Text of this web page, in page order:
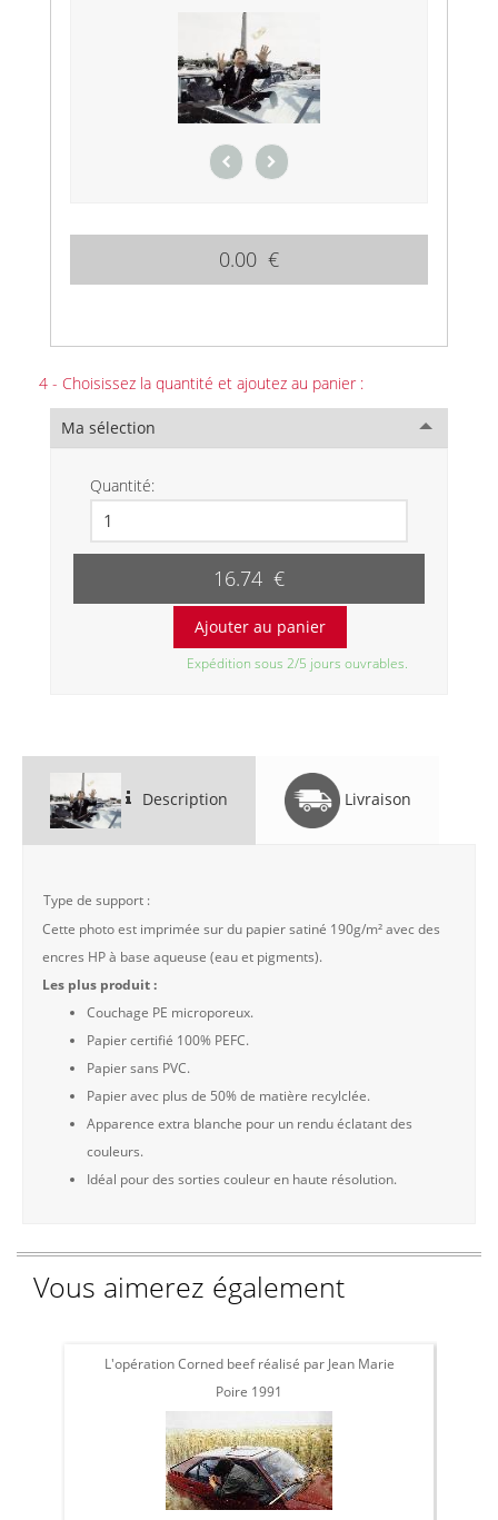
0.00 €
4 - Choisissez la quantité et ajoutez au panier :
Ma sélection
Quantité:
16.74 €
Expédition sous 2/5 jours ouvrables.
Description Livraison
Type de support :
Cette photo est imprimée sur du papier satiné 190g/m² avec des
encres HP à base aqueuse (eau et pigments).
Les plus produit :
Couchage PE microporeux.
Papier certifié 100% PEFC.
Papier sans PVC.
Papier avec plus de 50% de matière recylclée.
Apparence extra blanche pour un rendu éclatant des
couleurs.
Idéal pour des sorties couleur en haute résolution.
Vous aimerez également
L'opération Corned beef réalisé par Jean Marie
Poire 1991